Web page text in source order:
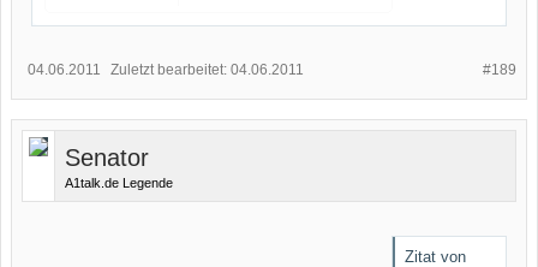
#189
04.06.2011 Zuletzt bearbeitet: 04.06.2011
Senator
A1talk.de Legende
Zitat von